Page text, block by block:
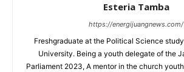
Esteria Tamba
https://energijuangnews.com/
Freshgraduate at the Political Science
University. Being a youth delegate of the
Parliament 2023, A mentor in the church